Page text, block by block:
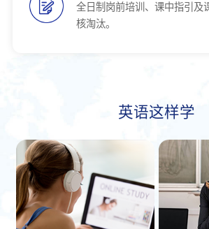
全日制岗前培训、课中指引及
核淘汰。
英语这样学